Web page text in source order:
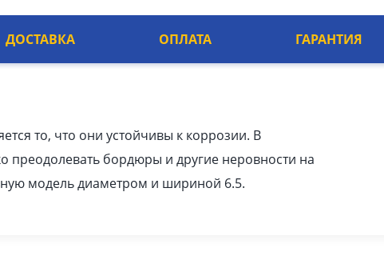
ДОСТАВКА ОПЛАТА ГАРАНТИЯ
то, что они устойчивы к коррозии. В
преодолевать бордюры и другие неровности на
модель диаметром и шириной 6.5.